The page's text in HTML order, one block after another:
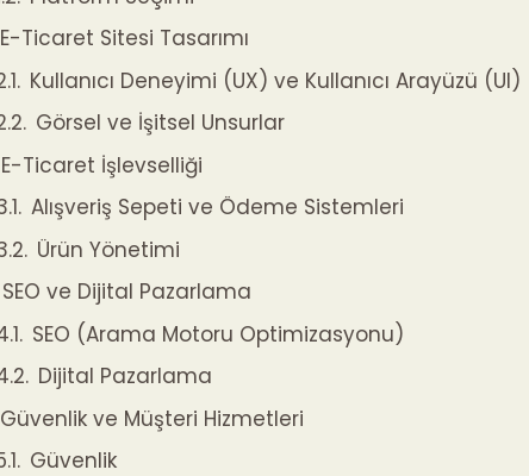
E-Ticaret Sitesi Tasarımı
Kullanıcı Deneyimi (UX) ve Kullanıcı Arayüzü (UI)
Görsel ve İşitsel Unsurlar
E-Ticaret İşlevselliği
Alışveriş Sepeti ve Ödeme Sistemleri
Ürün Yönetimi
SEO ve Dijital Pazarlama
SEO (Arama Motoru Optimizasyonu)
Dijital Pazarlama
Güvenlik ve Müşteri Hizmetleri
Güvenlik